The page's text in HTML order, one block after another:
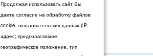
Продолжая использовать сайт Вы
даете согласие на обработку файлов
cookie, пользовательских данных (IP-
адрес; предполагаемое
географическое положение; тип.